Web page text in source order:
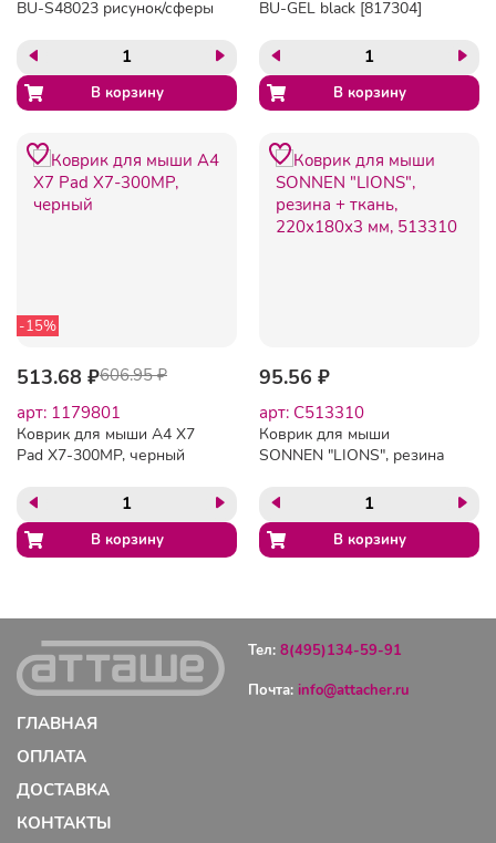
BU-S48023 рисунок/сферы
BU-GEL black [817304]
-15%
513.68 ₽606.95 ₽
арт: 1179801
Коврик для мыши A4 X7
Pad X7-300MP, черный
95.56 ₽
арт: C513310
Коврик для мыши
SONNEN "LIONS", резина
513310
Тел: 8(495)134-59-91
Почта: info@attacher.ru
ГЛАВНАЯ
ОПЛАТА
ДОСТАВКА
КОНТАКТЫ